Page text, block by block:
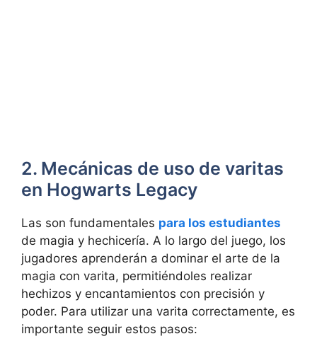
2. Mecánicas de uso de varitas
en Hogwarts Legacy
Las son fundamentales para los estudiantes
de magia y hechicería. A lo largo del juego, los
jugadores aprenderán a dominar el arte de la
magia con varita, permitiéndoles realizar
hechizos y encantamientos con precisión y
poder. Para utilizar una varita correctamente, es
importante seguir estos pasos: